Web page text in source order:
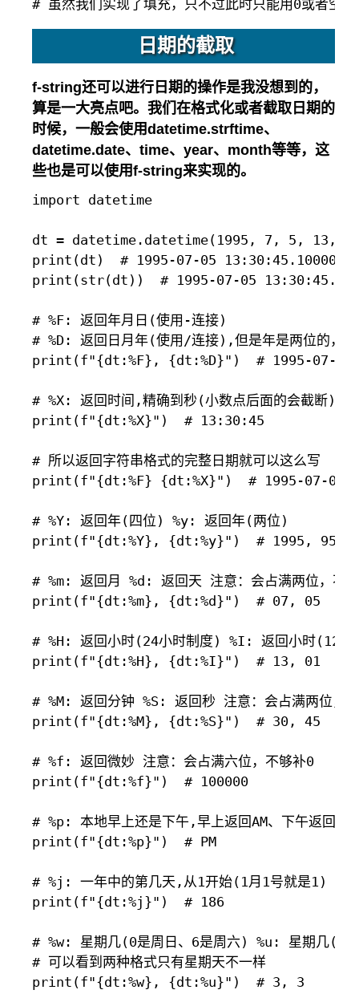
日期的截取
f-string还可以进行日期的操作是我没想到的，
算是一大亮点吧。我们在格式化或者截取日期的
时候，一般会使用datetime.strftime、
datetime.date、time、year、month等等，这
些也是可以使用f-string来实现的。
import datetime
dt = datetime.datetime(1995, 7, 5, 13,
print(dt)  # 1995-07-05 13:30:45.100000
print(str(dt))  # 1995-07-05
# %F: 返回年月日(使用-连接)
# %D: 返回日月年(使用/连接),但是年是两位的，并
print(f"{dt:%F}, {dt:%D}")  # 1995-07-
# %X: 返回时间,精确到秒(小数点后面的会截断)。这
print(f"{dt:%X}")  # 13:30:45
# 所以返回字符串格式的完整日期就可以这么写
print(f"{dt:%F} {dt:%X}")  # 1995-07-05
# %Y: 返回年(四位) %y: 返回年(两位)
print(f"{dt:%Y}, {dt:%y}")  # 1995, 95
# %m: 返回月 %d: 返回天 注意：会占满两位，不
print(f"{dt:%m}, {dt:%d}")  # 07, 05
# %H: 返回小时(24小时制度) %I: 返回小时(12小
print(f"{dt:%H}, {dt:%I}")  # 13, 01
# %M: 返回分钟 %S: 返回秒 注意：会占满两位，
print(f"{dt:%M}, {dt:%S}")  # 30, 45
# %f: 返回微妙 注意：会占满六位，不够补0
print(f"{dt:%f}")  # 100000
# %p: 本地早上还是下午,早上返回AM、下午返回PM
print(f"{dt:%p}")  # PM
# %j: 一年中的第几天,从1开始(1月1号就是1) 注意
print(f"{dt:%j}")  # 186
# %w: 星期几(0是周日、6是周六) %u: 星期几(1
# 可以看到两种格式只有星期天不一样
print(f"{dt:%w}, {dt:%u}")  # 3, 3